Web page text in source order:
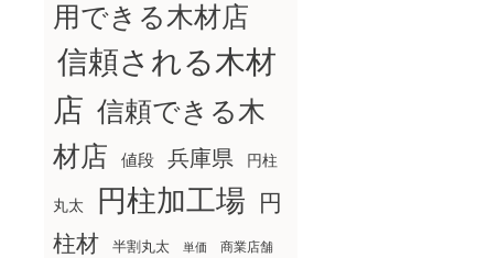
用できる木材店
信頼される木材
店 信頼できる木
材店
値段 兵庫県 円柱
丸太 円柱加工場
円
柱材
半割丸太 単価 商業店舗